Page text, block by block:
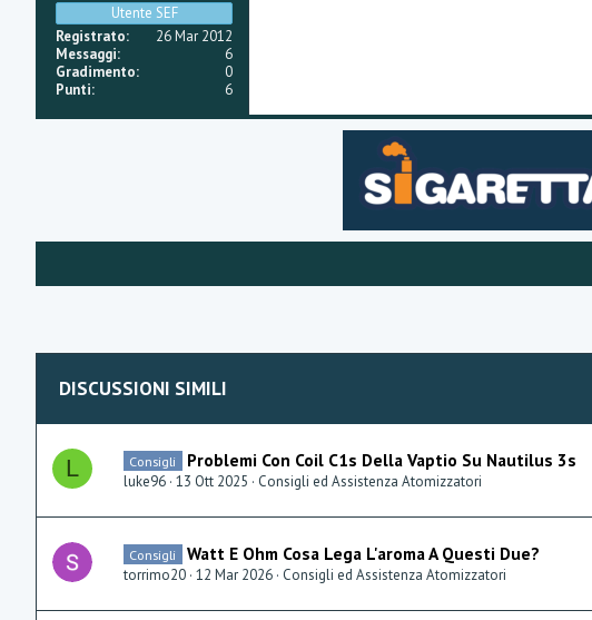
Utente SEF
Registrato
26 Mar 2012
Messaggi
6
Gradimento
0
Punti
6
DISCUSSIONI SIMILI
L Consigli Problemi Con Coil C1s Della Vaptio Su Nautilus 3s
luke96 13 Ott 2025 Consigli ed Assistenza Atomizzatori
Consigli Watt E Ohm Cosa Lega L'aroma A Questi Due?
torrimo20 12 Mar 2026 Consigli ed Assistenza Atomizzatori